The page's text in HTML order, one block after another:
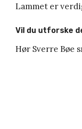
Lammet er
Vil du utforske
Hør Sverre Bøe